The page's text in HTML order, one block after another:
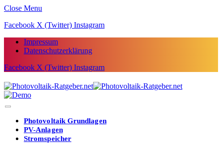
Close Menu
Facebook X (Twitter) Instagram
Impressum
Datenschutzerklärung
Facebook X (Twitter) Instagram
Photovoltaik Grundlagen
PV-Anlagen
Stromspeicher